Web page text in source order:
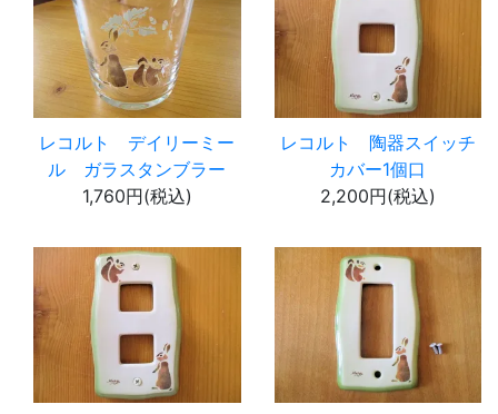
レコルト デイリーミー
ル ガラスタンブラー
1,760円(税込)
レコルト 陶器スイッチ
カバー1個口
2,200円(税込)